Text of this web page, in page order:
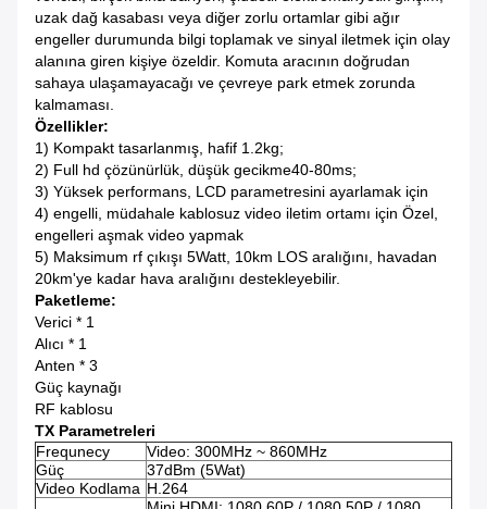
uzak dağ kasabası veya diğer zorlu ortamlar gibi ağır
engeller durumunda bilgi toplamak ve sinyal iletmek için olay
alanına giren kişiye özeldir. Komuta aracının doğrudan
sahaya ulaşamayacağı ve çevreye park etmek zorunda
kalmaması.
Özellikler:
1) Kompakt tasarlanmış, hafif 1.2kg;
2) Full hd çözünürlük, düşük gecikme40-80ms;
3) Yüksek performans, LCD parametresini ayarlamak için
4) engelli, müdahale kablosuz video iletim ortamı için Özel,
engelleri aşmak video yapmak
5) Maksimum rf çıkışı 5Watt, 10km LOS aralığını, havadan
20km'ye kadar hava aralığını destekleyebilir.
Paketleme:
Verici * 1
Alıcı * 1
Anten * 3
Güç kaynağı
RF kablosu
TX Parametreleri
Frequnecy
Video: 300MHz ~ 860MHz
Güç
37dBm (5Wat)
Video Kodlama H.264